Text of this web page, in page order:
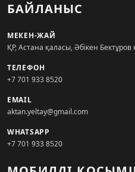
БАЙЛАНЫС
МЕКЕН-ЖАЙ
ҚР, Астана қаласы, Әбікен Бектұров
ТЕЛЕФОН
+7 701 933 8520
EMAIL
aktan.yeltay@gmail.com
WHATSAPP
+7 701 933 8520